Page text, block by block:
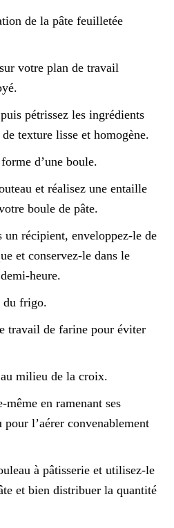
de la pâte feuilletée
votre plan de travail
pétrissez les ingrédients
texture lisse et homogène.
d’une boule.
et réalisez une entaille
boule de pâte.
un récipient, enveloppez-le de
et conservez-le dans le
heure.
du frigo.
travail de farine pour éviter
milieu de la croix.
en ramenant ses
l’aérer convenablement
à pâtisserie et utilisez-le
et bien distribuer la quantité